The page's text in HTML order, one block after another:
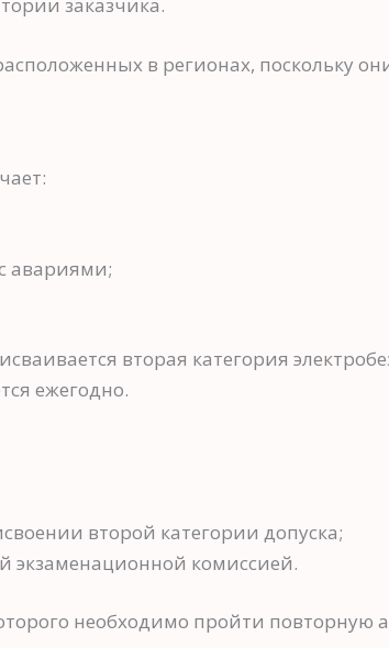
заказчика.
в регионах, поскольку
авариями;
вторая категория
ежегодно.
второй категории допуска;
экзаменационной комиссией.
необходимо пройти повторную